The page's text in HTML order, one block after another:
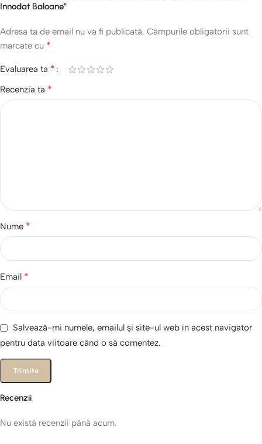
Recenzii
Nu există recenzii până acum.
Innodat Baloane”
Adresa ta de email nu va fi publicată. Câmpurile obligatorii sunt
marcate cu *
Evaluarea ta *
Recenzia ta *
Nume *
Email *
Salvează-mi numele, emailul și site-ul web în acest navigator
pentru data viitoare când o să comentez.